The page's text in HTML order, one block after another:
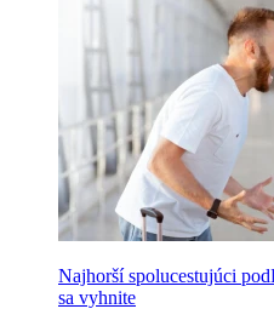
Najhorší spolucestujúci
sa vyhnite